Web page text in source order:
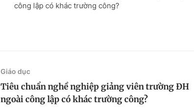
công lập có khác trường công?
Giáo dục
Tiêu chuẩn nghề nghiệp giảng viên trường ĐH
ngoài công lập có khác trường công?